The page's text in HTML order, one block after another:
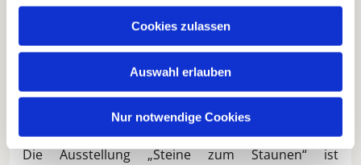
Cookies zulassen
Auswahl erlauben
Nur notwendige Cookies
Gauck ist ein wichtiger Teil der Ausstellung. Drei
eindrucksvolle, fünf Meter hohe Banner informieren
detailliert über die Arbeit des Projekts 7Türme+. Die
anstehenden Sanierungsprojekte am Dom und in
finden bereits abgeschlossene Baumaßnahmen
ihren Platz in der Darstellung.
Die Ausstellung „Steine zum Staunen“ ist